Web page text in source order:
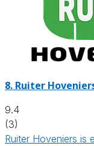
8. Ruiter
9.4
(3)
Ruiter Hoveniers is